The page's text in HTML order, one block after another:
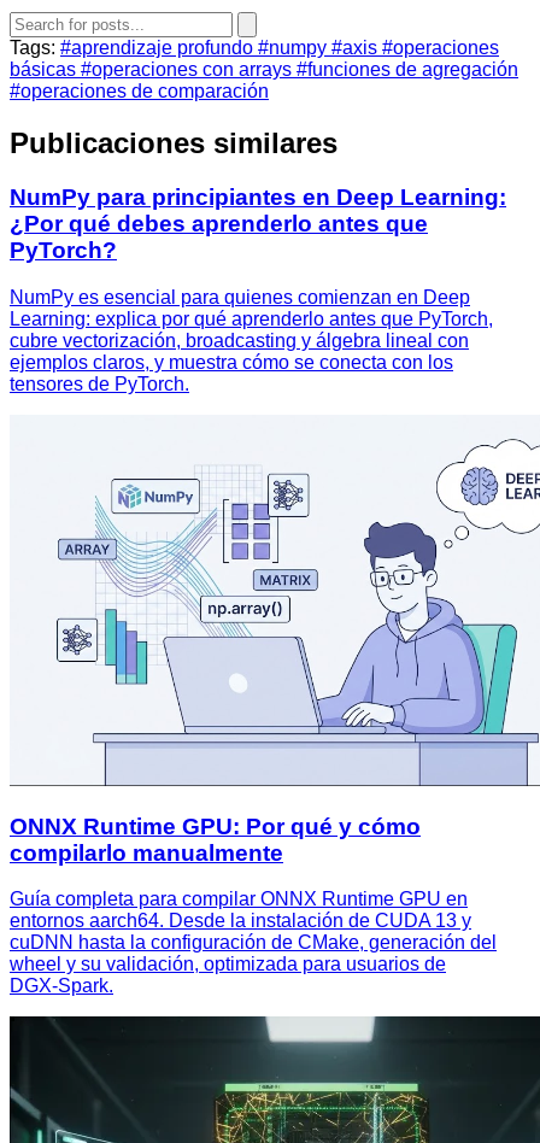
Tags: #aprendizaje profundo #numpy #axis #operaciones
básicas #operaciones con arrays #funciones de agregación
#operaciones de comparación
Publicaciones similares
NumPy para principiantes en Deep Learning:
¿Por qué debes aprenderlo antes que
PyTorch?
NumPy es esencial para quienes comienzan en Deep
Learning: explica por qué aprenderlo antes que PyTorch,
cubre vectorización, broadcasting y álgebra lineal con
ejemplos claros, y muestra cómo se conecta con los
tensores de PyTorch.
ONNX Runtime GPU: Por qué y cómo
compilarlo manualmente
Guía completa para compilar ONNX Runtime GPU en
entornos aarch64. Desde la instalación de CUDA 13 y
cuDNN hasta la configuración de CMake, generación del
wheel y su validación, optimizada para usuarios de
DGX‑Spark.